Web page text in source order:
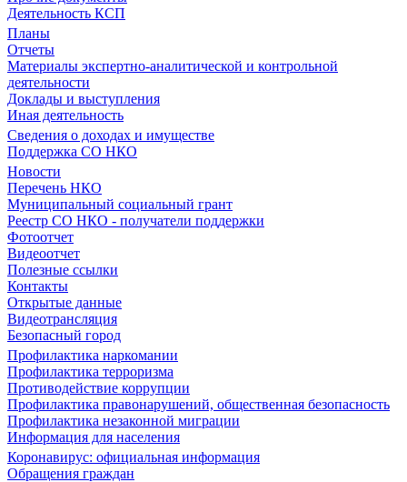
Деятельность КСП
Планы
Отчеты
Материалы экспертно-аналитической и контрольной
деятельности
Доклады и выступления
Иная деятельность
Сведения о доходах и имуществе
Поддержка СО НКО
Новости
Перечень НКО
Муниципальный социальный грант
Реестр СО НКО - получатели поддержки
Фотоотчет
Видеоотчет
Полезные ссылки
Контакты
Открытые данные
Видеотрансляция
Безопасный город
Профилактика наркомании
Профилактика терроризма
Противодействие коррупции
Профилактика правонарушений, общественная безопасность
Профилактика незаконной миграции
Информация для населения
Коронавирус: официальная информация
Обращения граждан